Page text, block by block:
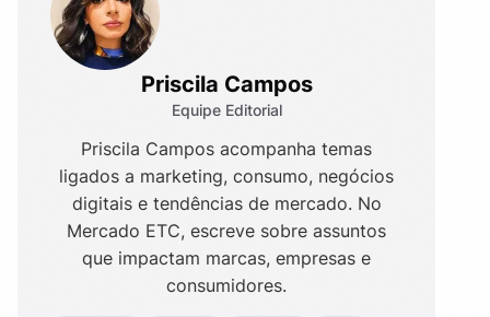
Priscila Campos
Equipe Editorial
Priscila Campos acompanha temas
ligados a marketing, consumo, negócios
digitais e tendências de mercado. No
Mercado ETC, escreve sobre assuntos
que impactam marcas, empresas e
consumidores.